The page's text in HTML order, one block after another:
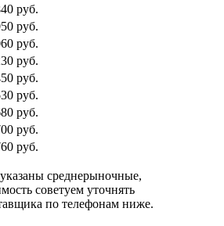
руб.
руб.
руб.
руб.
руб.
руб.
руб.
руб.
руб.
среднерыночные,
советуем уточнять
по телефонам ниже.